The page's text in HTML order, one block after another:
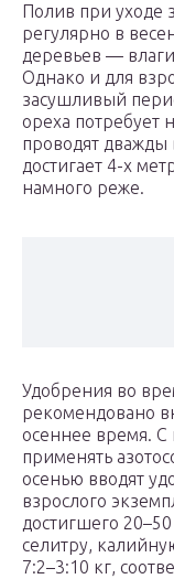
Полив при уходе
регулярно в
деревьев —
Однако и для
засушливый
ореха потребует
проводят дважды
достигает 4-х
намного реже.
Удобрения во
рекомендовано
осеннее время. С
применять
осенью вводят
взрослого
достигшего
селитру,
7:2–3:10 кг,